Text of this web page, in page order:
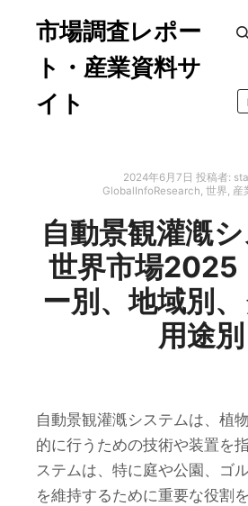
市場調査レポー
ト・産業資料サ
イト
2024年6月7日 投稿者:
GlobalInfoResearch, 世界, 産
自動景観灌漑
世界市場2025
ー別、地域別
用途別
自動景観灌漑システムは、植
的に行うための技術や装置を
ステムは、特に庭や公園、ゴ
を維持するために重要な役割